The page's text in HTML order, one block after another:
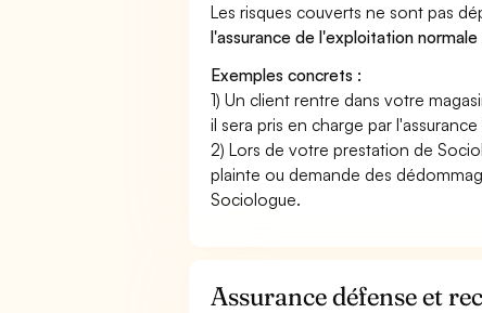
Les risques couverts ne sont pas
l'assurance de l'exploitation
Exemples concrets :
1) Un client rentre dans votre
il sera pris en charge par
2) Lors de votre prestation de
plainte ou demande des
Sociologue.
Assurance défense et